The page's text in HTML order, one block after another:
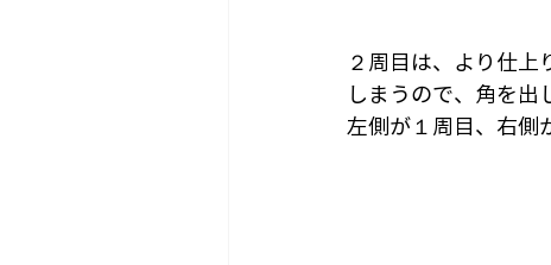
２周目は、より仕上
しまうので、角を出
左側が１周目、右側